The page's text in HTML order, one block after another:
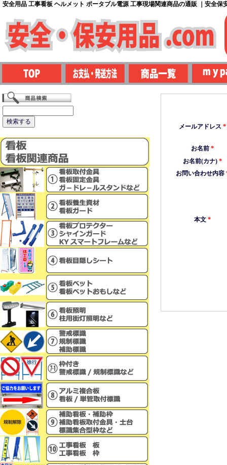
安全用品 工事看板 ヘルメット ポータブル電源 工事現場関連商品の通販 ｜安全保
メールアドレス *
お名前*
お名前(カナ)*
お問い合わせ内容
本文*